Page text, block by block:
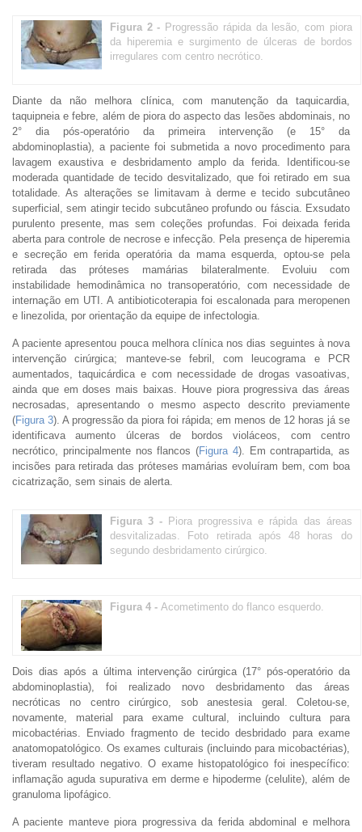
Figura 2 - Progressão rápida da lesão, com piora
da hiperemia e surgimento de úlceras de bordos
irregulares com centro necrótico.
Diante da não melhora clínica, com manutenção da taquicardia,
taquipneia e febre, além de piora do aspecto das lesões abdominais, no
2° dia pós-operatório da primeira intervenção (e 15° da
abdominoplastia), a paciente foi submetida a novo procedimento para
lavagem exaustiva e desbridamento amplo da ferida. Identificou-se
moderada quantidade de tecido desvitalizado, que foi retirado em sua
totalidade. As alterações se limitavam à derme e tecido subcutâneo
superficial, sem atingir tecido subcutâneo profundo ou fáscia. Exsudato
purulento presente, mas sem coleções profundas. Foi deixada ferida
aberta para controle de necrose e infecção. Pela presença de hiperemia
e secreção em ferida operatória da mama esquerda, optou-se pela
retirada das próteses mamárias bilateralmente. Evoluiu com
instabilidade hemodinâmica no transoperatório, com necessidade de
internação em UTI. A antibioticoterapia foi escalonada para meropenen
e linezolida, por orientação da equipe de infectologia.
A paciente apresentou pouca melhora clínica nos dias seguintes à nova
intervenção cirúrgica; manteve-se febril, com leucograma e PCR
aumentados, taquicárdica e com necessidade de drogas vasoativas,
ainda que em doses mais baixas. Houve piora progressiva das áreas
necrosadas, apresentando o mesmo aspecto descrito previamente
(Figura 3). A progressão da piora foi rápida; em menos de 12 horas já se
identificava aumento úlceras de bordos violáceos, com centro
necrótico, principalmente nos flancos (Figura 4). Em contrapartida, as
incisões para retirada das próteses mamárias evoluíram bem, com boa
cicatrização, sem sinais de alerta.
Figura 3 - Piora progressiva e rápida das áreas
desvitalizadas. Foto retirada após 48 horas do
segundo desbridamento cirúrgico.
Figura 4 - Acometimento do flanco esquerdo.
Dois dias após a última intervenção cirúrgica (17° pós-operatório da
abdominoplastia), foi realizado novo desbridamento das áreas
necróticas no centro cirúrgico, sob anestesia geral. Coletou-se,
novamente, material para exame cultural, incluindo cultura para
micobactérias. Enviado fragmento de tecido desbridado para exame
anatomopatológico. Os exames culturais (incluindo para micobactérias),
tiveram resultado negativo. O exame histopatológico foi inespecífico:
inflamação aguda supurativa em derme e hipoderme (celulite), além de
granuloma lipofágico.
A paciente manteve piora progressiva da ferida abdominal e melhora